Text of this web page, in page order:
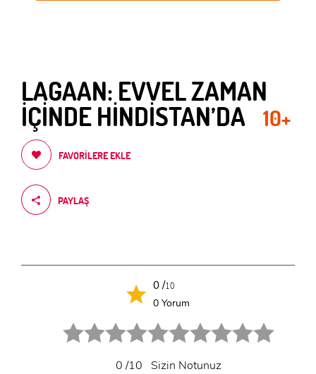
LAGAAN: EVVEL ZAMAN
İÇİNDE HİNDİSTAN’DA 10+
FAVORILERE EKLE
PAYLAŞ
0 /10
0 Yorum
0/10 Sizin Notunuz